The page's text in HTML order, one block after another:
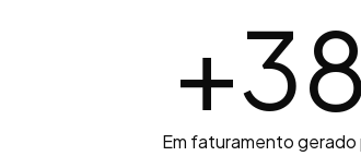
Em faturamento gerado
+38